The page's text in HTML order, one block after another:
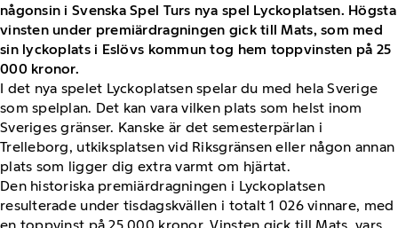
någonsin i Svenska Spel Turs nya spel Lyckoplatsen. Högsta
vinsten under premiärdragningen gick till Mats, som med
sin lyckoplats i Eslövs kommun tog hem toppvinsten på 25
000 kronor.
I det nya spelet Lyckoplatsen spelar du med hela Sverige
som spelplan. Det kan vara vilken plats som helst inom
Sveriges gränser. Kanske är det semesterpärlan i
Trelleborg, utkiksplatsen vid Riksgränsen eller någon annan
plats som ligger dig extra varmt om hjärtat.
Den historiska premiärdragningen i Lyckoplatsen
resulterade under tisdagskvällen i totalt 1 026 vinnare, med